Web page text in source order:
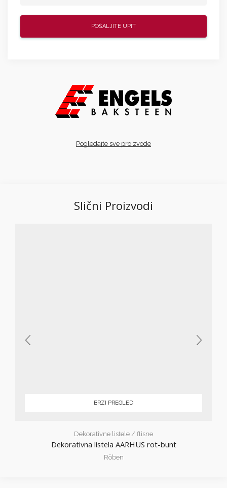
Pogledajte sve proizvode
Slični Proizvodi
BRZI PREGLED
Dekorativne listele / flisne
Dekorativna listela AARHUS rot-bunt
Röben